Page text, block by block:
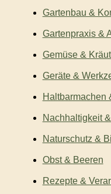
Gartenbau &
Gartenpraxis &
Gemüse &
Geräte &
Haltbarmachen
Nachhaltigkeit
Naturschutz &
Obst & Beeren
Rezepte &